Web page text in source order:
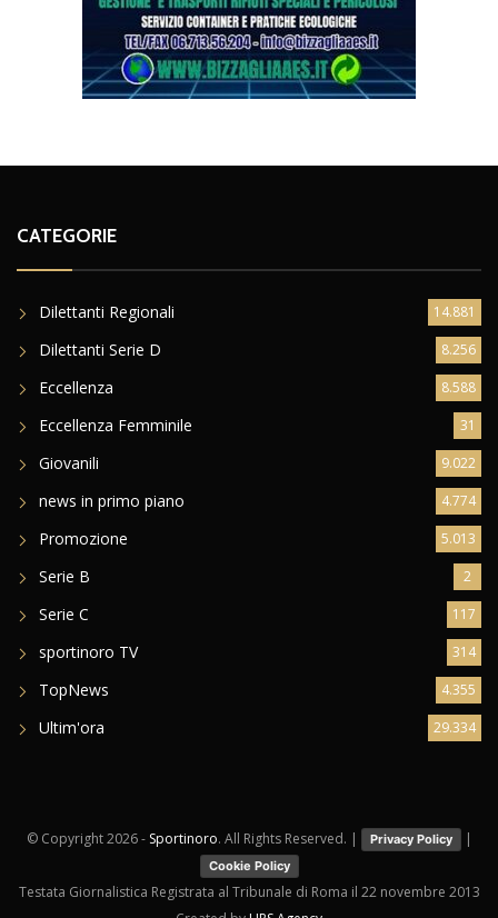
CATEGORIE
Dilettanti Regionali 14.881
Dilettanti Serie D 8.256
Eccellenza 8.588
Eccellenza Femminile 31
Giovanili 9.022
news in primo piano 4.774
Promozione 5.013
Serie B 2
Serie C 117
sportinoro TV 314
TopNews 4.355
Ultim'ora 29.334
© Copyright2026 - Sportinoro. All Rights Reserved. | Privacy Policy |
Cookie Policy
Testata Giornalistica Registrata al Tribunale di Roma il 22 novembre 2013